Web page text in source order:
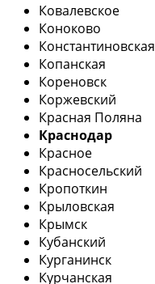
Ковалевское
Коноково
Константиновская
Копанская
Кореновск
Коржевский
Красная Поляна
Краснодар
Красное
Красносельский
Кропоткин
Крыловская
Крымск
Кубанский
Курганинск
Курчанская